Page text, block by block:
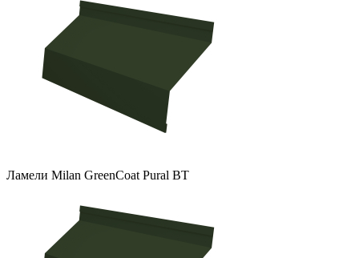
Ламели Milan GreenCoat Pural BT